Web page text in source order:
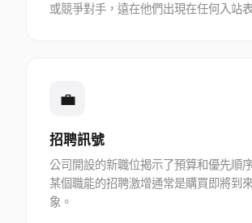
或競爭對手，遠在他們出現在任何入站
💼
招聘訊號
公司開設的新職位揭示了預算和優先順
某個職能的招聘激增通常是購買即將到
象。